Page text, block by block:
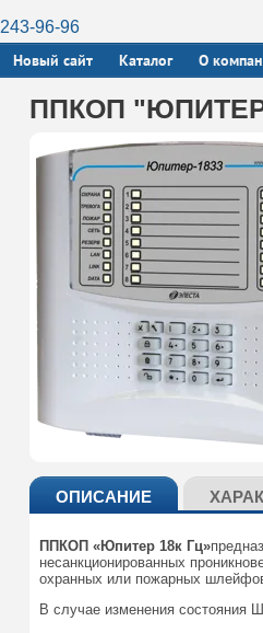
243-96-96
Новый сайт Каталог О
ППКОП "ЮПИТЕР
ОПИСАНИЕ
ППКОП «Юпитер 18к Гц»
несанкционированных
охранных или пожарных
В случае изменения состояния